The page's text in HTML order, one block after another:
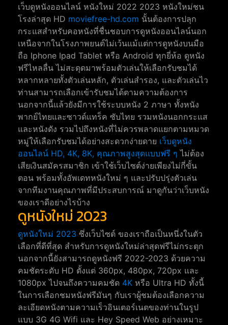
เว็บดูหนังออนไลน์ หนังใหม่ 2022 2023 หนังใหม่ชน
โรงล่าสุด HD moviefree-hd.com นั้นต้องการปลุก
กระแสสำหรับคอหนังที่ชื่นชอบการดูหนังออนไลน์นอก
เหนือจากในโรงภาพยนต์ไม่เว้นแม้แต่การดูหนังบนมือ
ถือ Iphone Ipad Tablet หรือ Android ทุกยี่ห้อ ดูหนัง
ฟรีไหลลื่น ไม่สะดุดมาพร้อมตัวเล่นให้เลือกรับชมได้
หลากหลายทั้งตัวเล่นหลัก, ตัวเล่นสำรอง, และตัวเล่นไว
ท่านสามารถเลือกเข้ารับชมได้ตามความต้องการ
นอกจากนี้แล้วยังมีการใช้ระบบหนัง 2 ภาษา ทั้งหนัง
พากย์ไทยและซาวด์แทร็ค ซับไทย รวมหนังนอกกระแส
และหนังดัง รวมไปถึงหนังที่ไม่ควรพลาดแยกตามหมวด
หมู่ให้เลือกรับชมได้อย่างสะดวกง่ายดาย เว็บดูหนัง
ออนไลน์ HD, 4K, 8K, คุณภาพสูงสุดแบบฟรี ๆ ไม่ต้อง
เสียเงินสมัครสมาชิก เข้าใช้เว็บไซต์ง่ายเพียงไม่กี่ขั้น
ตอน พร้อมทั้งอัพเดทหนังใหม่ ๆ และปรับปรุ่งตัวเล่น
จากทีมงานคุณภาพที่มีประสบการณ์ มาดูกันว่าเว็บหนัง
ของเราดีอย่างไรบ้าง
ดูหนังใหม่ 2023
ดูหนังใหม่ 2023 ซึ่งเว็บไซต์ ของเราถือเป็นหนึ่งในตัว
เลือกที่ดีที่สุด สำหรับการดูหนังใหม่ล่าสุดฟรีไม่กระตุก
นอกจากนี้ยังสามารถดูหนังฟรี 2022-2023 ด้วยความ
คมชัดระดับ HD ตั้งแต่ 360px, 480px, 720px และ
1080px ไปจนถึงความคมชัด 4K หรือ Ultra HD ทั้งนี้
ในการเลือกชมหนังฟรีมันๆ กับเราผู้ชมต้องเลือกความ
ละเอียดหนังตามความเร็วอินเตอร์เนตของท่านในรูป
แบบ 3G 4G Wifi และ Hey Speed Web อย่างเหมาะ